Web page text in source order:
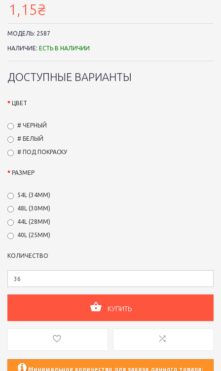
1,15₴
МОДЕЛЬ: 2587
НАЛИЧИЕ: ЕСТЬ В НАЛИЧИИ
ДОСТУПНЫЕ ВАРИАНТЫ
ЦВЕТ
# ЧЕРНЫЙ
# БЕЛЫЙ
# ПОД ПОКРАСКУ
РАЗМЕР
54L (34ММ)
48L (30ММ)
44L (28ММ)
40L (25ММ)
КОЛИЧЕСТВО
КУПИТЬ
Минимальное количество для заказа данного товара: